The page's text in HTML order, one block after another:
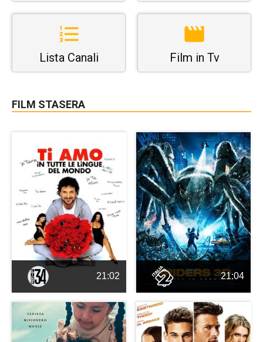
Lista Canali Film in Tv
FILM STASERA
21:02 21:04